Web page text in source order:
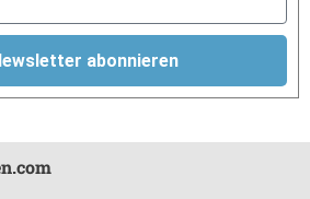
abonnieren